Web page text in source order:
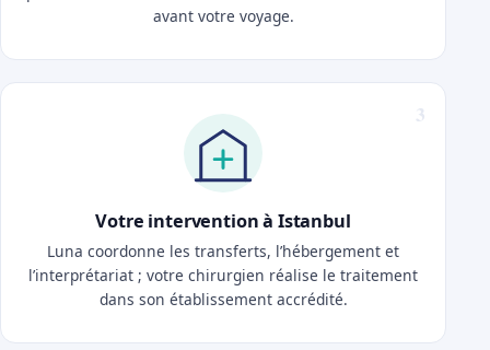
avant votre voyage.
Votre intervention à Istanbul
Luna coordonne les transferts, l’hébergement et
l’interprétariat ; votre chirurgien réalise le traitement
dans son établissement accrédité.